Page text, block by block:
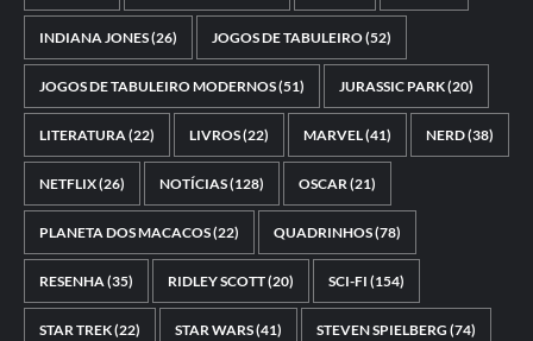
INDIANA JONES(26) JOGOS DE TABULEIRO(52)
JOGOS DE TABULEIRO MODERNOS(51) JURASSIC PARK(20)
LITERATURA(22) LIVROS(22) MARVEL(41) NERD(38)
NETFLIX(26) NOTÍCIAS(128) OSCAR(21)
PLANETA DOS MACACOS(22) QUADRINHOS(78)
RESENHA(35) RIDLEY SCOTT(20) SCI-FI (154)
STAR TREK(22) STAR WARS(41) STEVEN SPIELBERG (74)